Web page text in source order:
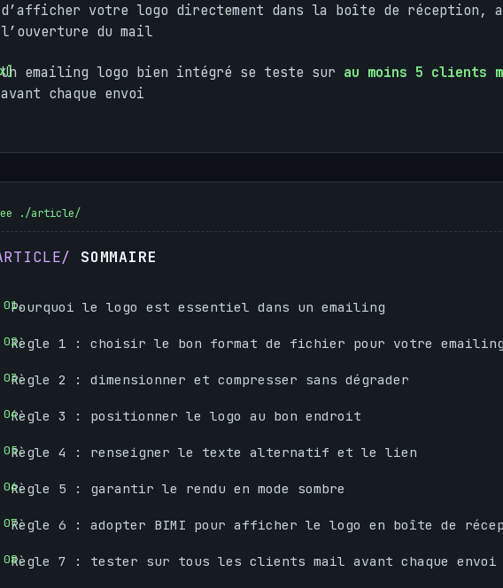
d’afficher votre logo directement dans la boîte de réception,
l’ouverture du mail
Un emailing logo bien intégré se teste sur au moins 5 clients
avant chaque envoi
SOMMAIRE
Pourquoi le logo est essentiel dans un emailing
Règle 1 : choisir le bon format de fichier pour votre
Règle 2 : dimensionner et compresser sans dégrader
Règle 3 : positionner le logo au bon endroit
Règle 4 : renseigner le texte alternatif et le lien
Règle 5 : garantir le rendu en mode sombre
Règle 6 : adopter BIMI pour afficher le logo en boîte de
Règle 7 : tester sur tous les clients mail avant chaque envoi